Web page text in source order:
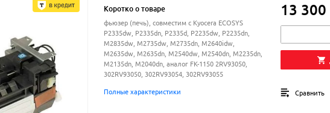
Коротко о товаре
фьюзер (печь), совместим с Kyocera ECOSYS
P2335dw, P2335dn, P2335d, P2235dw, P2235dn,
M2835dw, M2735dw, M2735dn, M2640idw,
M2635dw, M2635dn, M2540dw, M2540dn, M2235dn,
M2135dn, M2040dn, аналог FK-1150 2RV93050,
302RV93050, 302RV93054, 302RV93055
Полные характеристики
13 300
Сравнить